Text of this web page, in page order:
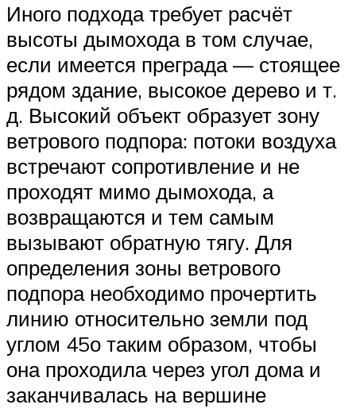
Иного подхода требует расчёт
высоты дымохода в том случае,
если имеется преграда — стоящее
рядом здание, высокое дерево и т.
д. Высокий объект образует зону
ветрового подпора: потоки воздуха
встречают сопротивление и не
проходят мимо дымохода, а
возвращаются и тем самым
вызывают обратную тягу. Для
определения зоны ветрового
подпора необходимо прочертить
линию относительно земли под
углом 45о таким образом, чтобы
она проходила через угол дома и
заканчивалась на вершине